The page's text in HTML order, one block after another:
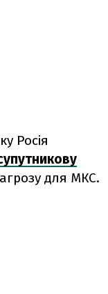
Росія
для МКС.